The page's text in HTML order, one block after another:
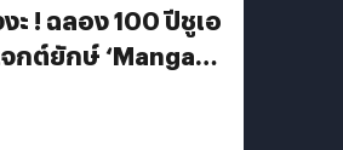
ะ ! ฉลอง 100 ปีชูเอ
จกต์ยักษ์ ‘Manga
ย